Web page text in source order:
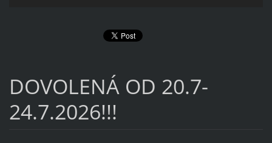
DOVOLENÁ OD 20.7-
24.7.2026!!!